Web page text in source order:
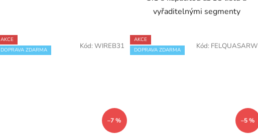
vyřaditelnými segmenty
AKCE
DOPRAVA ZDARMA
–7 %
Kód: WIREB31
AKCE
DOPRAVA ZDARMA
–5 %
Kód: FELQUASARW